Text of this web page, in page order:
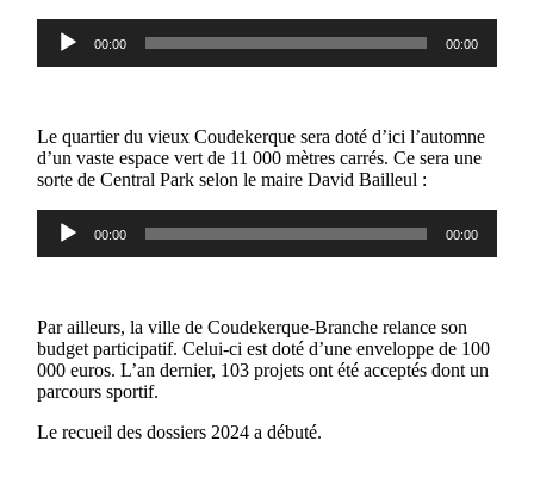
Lecteur
audio
00:00 00:00
Le quartier du vieux Coudekerque sera doté d’ici l’automne
d’un vaste espace vert de 11 000 mètres carrés. Ce sera une
sorte de Central Park selon le maire David Bailleul :
Lecteur
audio
00:00 00:00
Par ailleurs, la ville de Coudekerque-Branche relance son
budget participatif. Celui-ci est doté d’une enveloppe de 100
000 euros. L’an dernier, 103 projets ont été acceptés dont un
parcours sportif.
Le recueil des dossiers 2024 a débuté.